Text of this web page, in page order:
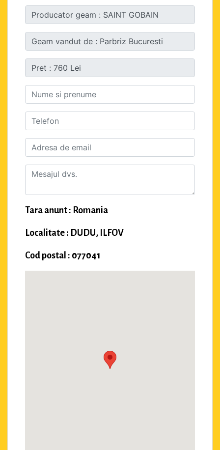
Tara anunt : Romania
Localitate : DUDU, ILFOV
Cod postal : 077041